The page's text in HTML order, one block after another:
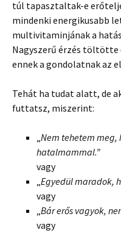
túl tapasztaltak-e
mindenki energikusabb
multivitaminjának a
Nagyszerű érzés
ennek a gondolatnak az
Tehát ha tudat alatt, de
futtatsz, miszerint:
„Nem tehetem meg,
hatalmammal.”
vagy
„Egyedül maradok,
vagy
„Bár erős vagyok,
vagy